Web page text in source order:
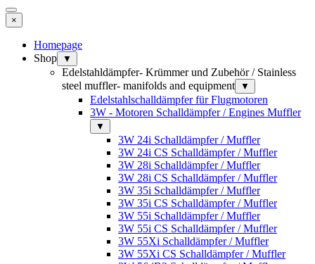
×
Homepage
Shop
▼
Edelstahldämpfer- Krümmer und Zubehör / Stainless
steel muffler- manifolds and equipment
▼
Edelstahlschalldämpfer für Flugmotoren
3W - Motoren Schalldämpfer / Engines Muffler
▼
3W 24i Schalldämpfer / Muffler
3W 24i CS Schalldämpfer / Muffler
3W 28i Schalldämpfer / Muffler
3W 28i CS Schalldämpfer / Muffler
3W 35i Schalldämpfer / Muffler
3W 35i CS Schalldämpfer / Muffler
3W 55i Schalldämpfer / Muffler
3W 55i CS Schalldämpfer / Muffler
3W 55Xi Schalldämpfer / Muffler
3W 55Xi CS Schalldämpfer / Muffler